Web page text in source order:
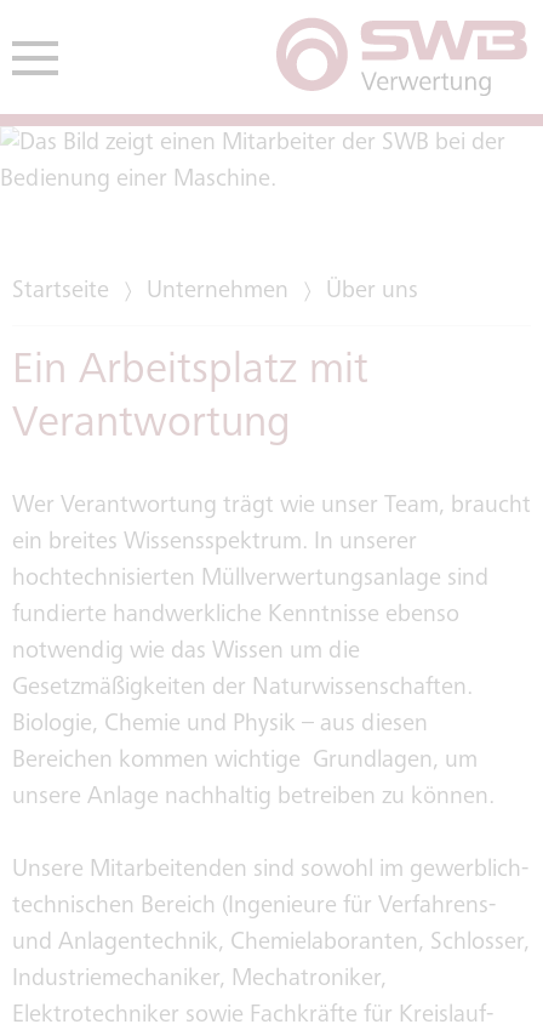
öffnen
ABFALLENTSORGUNG IN
DEUTSCHLAND
RAUCHGASREINIGUNG
ABFALLANNAHME
ABFALL & ENERGIE
RÜCKGEWINNUNG VON
WERTSTOFFEN
REPAIR CAFÉ
Hauptmenü öffnen
Startseite Unternehmen Über uns
Ein Arbeitsplatz mit
Verantwortung
Wer Verantwortung trägt wie unser Team, braucht
ein breites Wissensspektrum. In unserer
hochtechnisierten Müllverwertungsanlage sind
fundierte handwerkliche Kenntnisse ebenso
notwendig wie das Wissen um die
Gesetzmäßigkeiten der Naturwissenschaften.
Biologie, Chemie und Physik – aus diesen
Bereichen kommen wichtige Grundlagen, um
unsere Anlage nachhaltig betreiben zu können.
Unsere Mitarbeitenden sind sowohl im gewerblich-
technischen Bereich (Ingenieure für Verfahrens-
und Anlagentechnik, Chemielaboranten, Schlosser,
Industriemechaniker, Mechatroniker,
Elektrotechniker sowie Fachkräfte für Kreislauf-